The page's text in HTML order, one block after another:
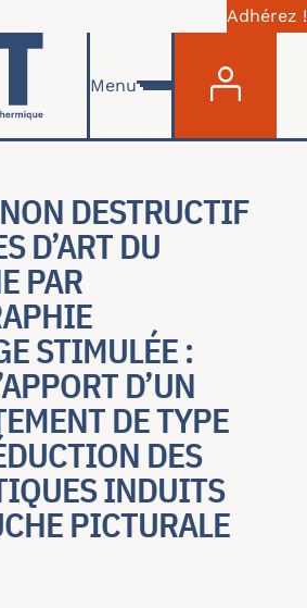
Adhérez !
Menu
DESTRUCTIF
D’ART DU
PAR
STIMULÉE :
D’UN
DE TYPE
DES
INDUITS P
PICTURALE